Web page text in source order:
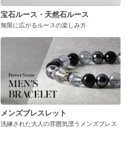
宝石ルース・天然石ルース
無限に広がるルースの楽しみ方
メンズブレスレット
洗練された大人の雰囲気漂うメンズブレス